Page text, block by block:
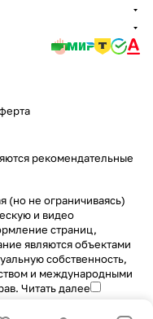
рекомендательные
(но не ограничиваясь)
и видео
страниц,
являются объектами
собственность,
и международными
Читать далее